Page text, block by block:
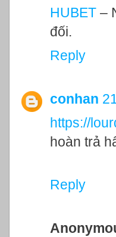
HUBET –
đối.
Reply
conhan
https://
hoàn trả
Reply